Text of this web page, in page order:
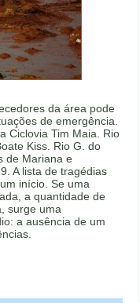
da área pode
de emergência.
Ciclovia Tim Maia. Rio
Kiss. Rio G. do
de Mariana e
A lista de tragédias
início. Se uma
a quantidade de
surge uma
a ausência de um